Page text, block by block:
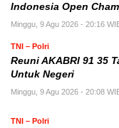
Indonesia Open
Minggu, 9 Agu 2026 - 20:16
TNI – Polri
Reuni AKABRI 91 35
Untuk Negeri
Minggu, 9 Agu 2026 - 20:08
TNI – Polri